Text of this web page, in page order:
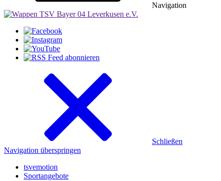
Navigation
Schließen
Navigation überspringen
tsvemotion
Sportangebote